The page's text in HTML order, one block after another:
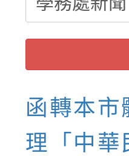
函轉本
理「中